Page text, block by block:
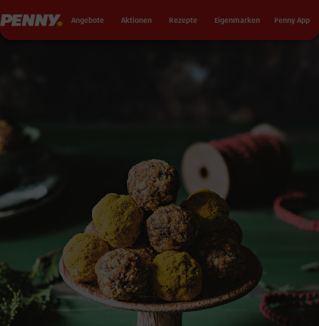
Penny Angebote Aktionen Rezepte Eigenmarken Penny App